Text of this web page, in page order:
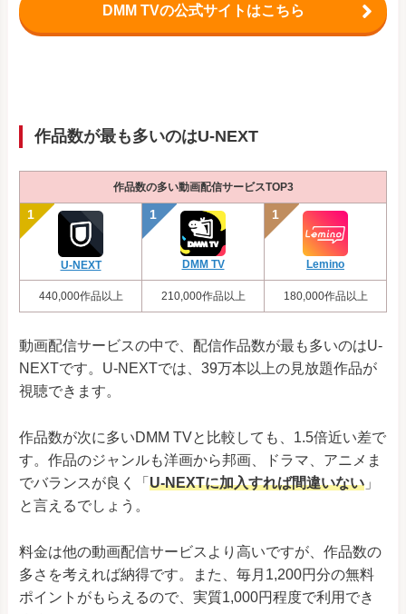
ウルトラ
サブスク
公式 1,200本以上 550円～
DMM TVの公式サイトはこちら
作品数が最も多いのはU-NEXT
作品数の多い動画配信サービスTOP3
U-NEXT DMM TV Lemino
440,000作品以上 210,000作品以上 180,000作品以上
動画配信サービスの中で、配信作品数が最も多いのはU-
NEXTです。U-NEXTでは、39万本以上の見放題作品が
視聴できます。
作品数が次に多いDMM TVと比較しても、1.5倍近い差で
す。作品のジャンルも洋画から邦画、ドラマ、アニメま
でバランスが良く「 U-NEXTに加入すれば間違いない 」
と言えるでしょう。
料金は他の動画配信サービスより高いですが、作品数の
多さを考えれば納得です。また、毎月1,200円分の無料
ポイントがもらえるので、実質1,000円程度で利用でき